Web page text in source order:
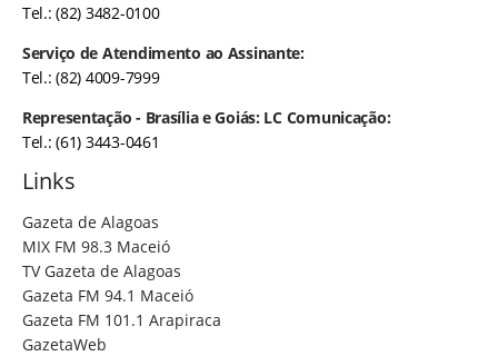
Tel.: (82) 3482-0100
Serviço de Atendimento ao Assinante:
Tel.: (82) 4009-7999
Representação - Brasília e Goiás: LC Comunicação:
Tel.: (61) 3443-0461
Links
Gazeta de Alagoas
MIX FM 98.3 Maceió
TV Gazeta de Alagoas
Gazeta FM 94.1 Maceió
Gazeta FM 101.1 Arapiraca
GazetaWeb